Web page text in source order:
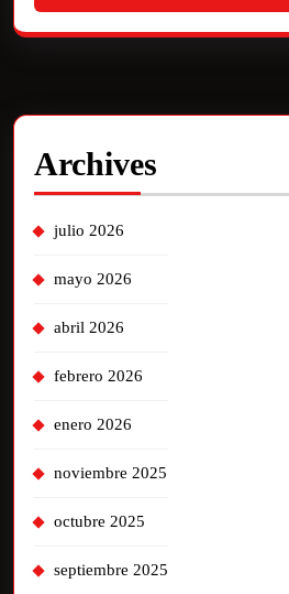
Archives
julio 2026
mayo 2026
abril 2026
febrero 2026
enero 2026
noviembre 2025
octubre 2025
septiembre 2025